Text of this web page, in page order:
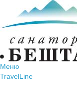
Меню
TravelLine